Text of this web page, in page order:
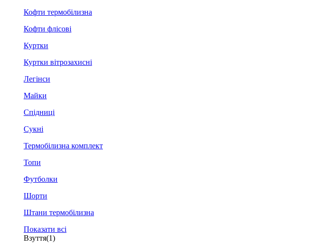
Кофти термобілизна
Кофти флісові
Куртки
Куртки вітрозахисні
Легінси
Майки
Спідниці
Сукні
Термобілизна комплект
Топи
Футболки
Шорти
Штани термобілизна
Показати всі
Взуття(1)